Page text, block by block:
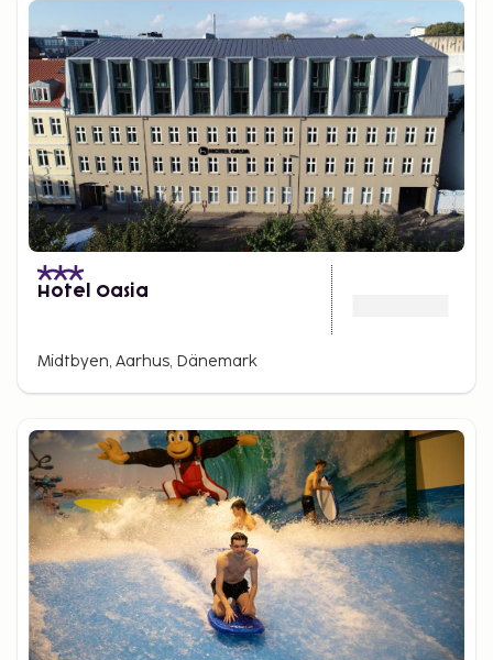
Hotel Oasia
Midtbyen, Aarhus, Dänemark